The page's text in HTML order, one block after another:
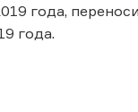
года,
года.